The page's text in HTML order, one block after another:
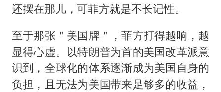
还摆在那儿，可菲方就是不长记性。
至于那张＂美国牌＂，菲方打得越响，越
显得心虚。以特朗普为首的美国改革派意
识到，全球化的体系逐渐成为美国自身的
负担，且无法为美国带来足够多的收益，